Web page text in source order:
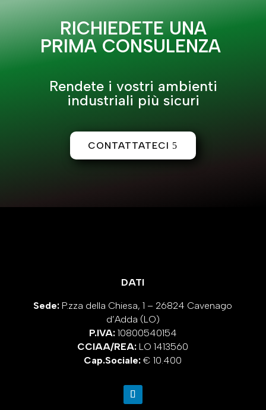
RICHIEDETE UNA
PRIMA CONSULENZA
Rendete i vostri ambienti
industriali più sicuri
CONTATTATECI
DATI
Sede: P.zza della Chiesa, 1 – 26824 Cavenago
d’Adda (LO)
P.IVA: 10800540154
CCIAA/REA: LO 1413560
Cap.Sociale:€ 10.400